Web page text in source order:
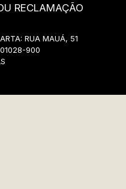
RECLAMAÇÃO
RUA MAUÁ, 51
900